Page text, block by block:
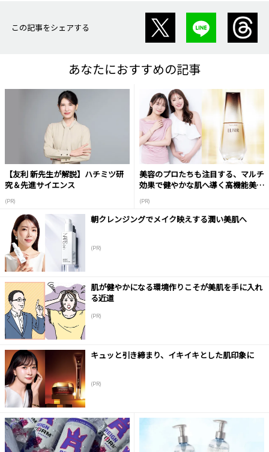
この記事をシェアする
あなたにおすすめの記事
【友利 新先生が解説】ハチミツ研
究＆先進サイエンス
(PR)
美容のプロたちも注目する、マルチ
効果で健やかな肌へ導く高機能美容
(PR)
朝クレンジングでメイク映えする潤い美肌へ
(PR)
肌が健やかになる環境作りこそが美肌を手に入れ
る近道
(PR)
キュッと引き締まり、イキイキとした肌印象に
(PR)